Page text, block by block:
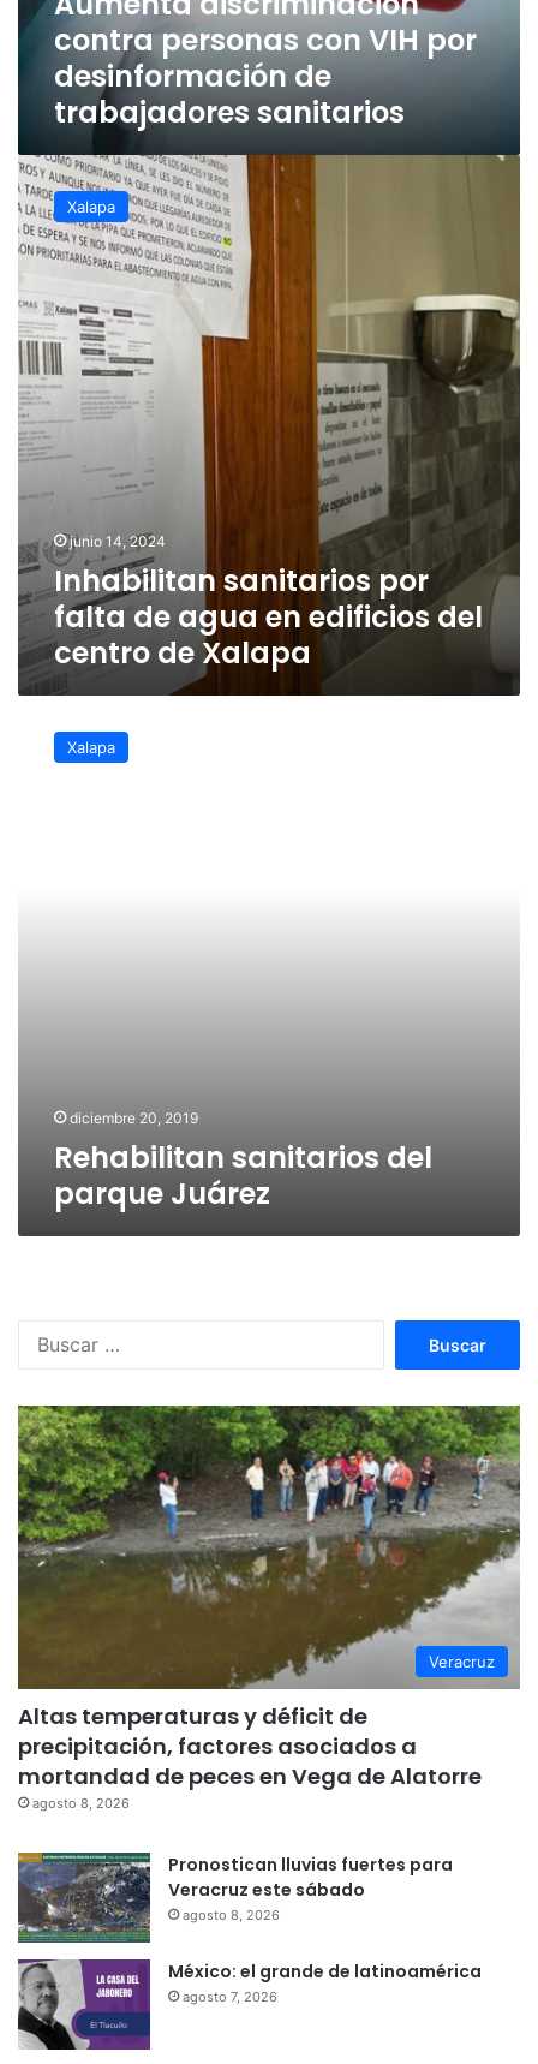
trabajadores
contra personas con VIH por
desinformación de
trabajadores sanitarios
Inhabilitan
sanitarios
por
falta
agua
en
edificios
del
centro
de
Xalapa
Xalapa
junio 14, 2024
Inhabilitan sanitarios por
falta de agua en edificios del
centro de Xalapa
sanitarios
Xalapa
diciembre 20, 2019
Rehabilitan sanitarios del
parque Juárez
Veracruz
Altas temperaturas y déficit de
precipitación, factores asociados a
mortandad de peces en Vega de Alatorre
agosto 8, 2026
Pronostican lluvias fuertes para
Veracruz este sábado
agosto 8, 2026
México: el grande de latinoamérica
agosto 7, 2026